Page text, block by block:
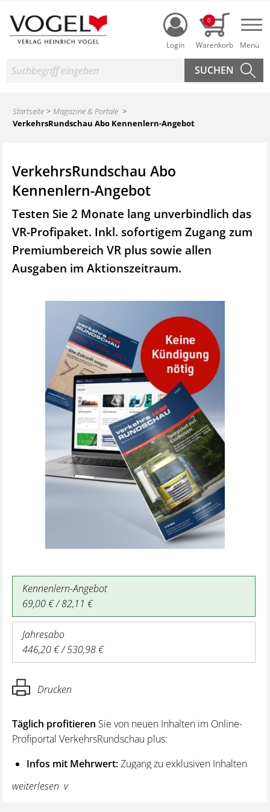
Login
0
Suche
Startseite
Magazine & Portale
VerkehrsRundschau Abo Kennenlern-Angebot
VerkehrsRundschau Abo
Kennenlern-Angebot
Testen Sie 2 Monate lang unverbindlich das
VR-Profipaket. Inkl. sofortigem Zugang zum
Premiumbereich VR plus sowie allen
Ausgaben im Aktionszeitraum.
Kennenlern-Angebot
69,00 € / 82,11 €
Jahresabo
446,20 € / 530,98 €
Drucken
Täglich profitieren Sie von neuen Inhalten im Online-
Profiportal VerkehrsRundschau plus:
Infos mit Mehrwert:Zugang zu exklusiven Inhalten
und Hintergrundwissen – von aktuellen Regelungen
wie z. B. bei den Lenk- und Ruhezeiten,
weiterlesen